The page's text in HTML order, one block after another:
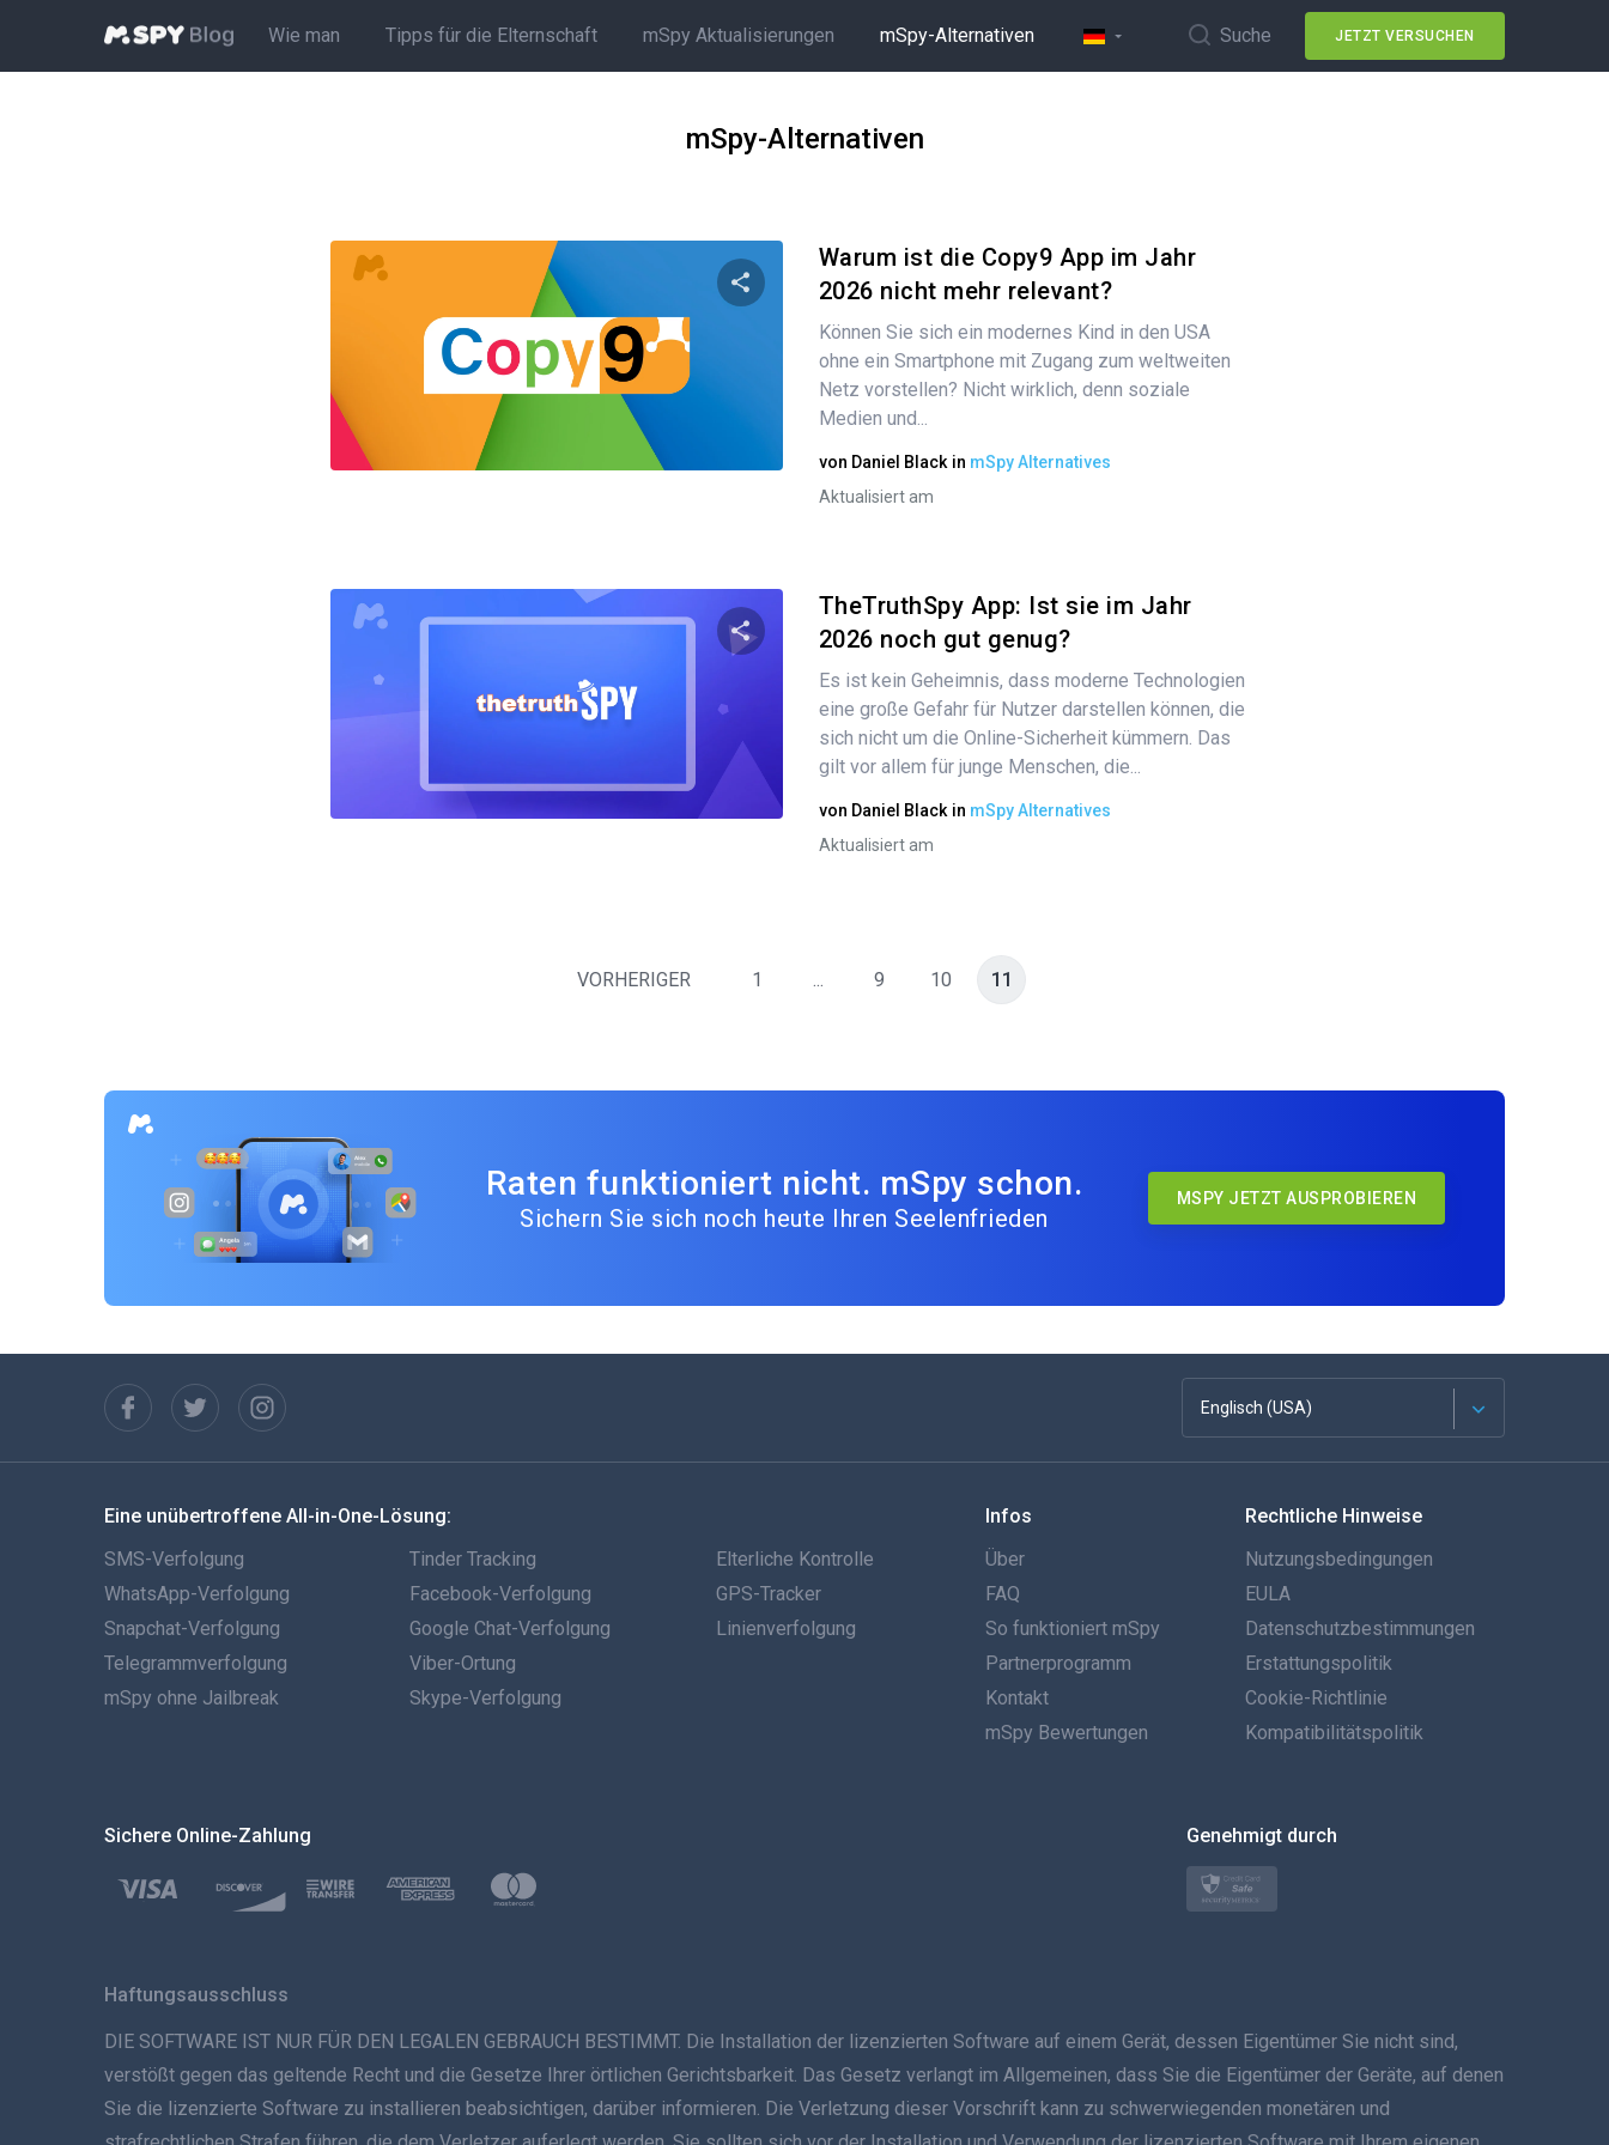
Wie man Tipps für die Elternschaft mSpy Aktualisierungen mSpy-Alternativen Suche JETZT VERSUCHEN
mSpy-Alternativen
Diesen Artikel teilen
Warum ist die Copy9 App im Jahr
2026 nicht mehr relevant?
Können Sie sich ein modernes Kind in den USA
ohne ein Smartphone mit Zugang zum weltweiten
Netz vorstellen? Nicht wirklich, denn soziale
Medien und...
von Daniel Black in mSpy Alternatives
Aktualisiert am
Diesen Artikel teilen
Twitter
TheTruthSpy App: Ist sie im Jahr
2026 noch gut genug?
Es ist kein Geheimnis, dass moderne Technologien
eine große Gefahr für Nutzer darstellen können, die
sich nicht um die Online-Sicherheit kümmern. Das
gilt vor allem für junge Menschen, die...
von Daniel Black in mSpy Alternatives
Aktualisiert am
VORHERIGER 1 ... 9 10 11
Raten funktioniert nicht. mSpy schon.
Sichern Sie sich noch heute Ihren Seelenfrieden
MSPY JETZT AUSPROBIEREN
Englisch (USA)
Französisch
Español
Português
Italiano
Türkçe
Norsk
Svenska
Eine unübertroffene All-in-One-Lösung:
SMS-Verfolgung
WhatsApp-Verfolgung
Snapchat-Verfolgung
Telegrammverfolgung
mSpy ohne Jailbreak
Tinder Tracking
Facebook-Verfolgung
Google Chat-Verfolgung
Viber-Ortung
Skype-Verfolgung
Elterliche Kontrolle
GPS-Tracker
Linienverfolgung
Infos
Über
FAQ
So funktioniert mSpy
Partnerprogramm
Kontakt
mSpy Bewertungen
Rechtliche Hinweise
Nutzungsbedingungen
EULA
Datenschutzbestimmungen
Erstattungspolitik
Cookie-Richtlinie
Kompatibilitätspolitik
Sichere Online-Zahlung Genehmigt durch
Haftungsausschluss
DIE SOFTWARE IST NUR FÜR DEN LEGALEN GEBRAUCH BESTIMMT. Die Installation der lizenzierten Software auf einem Gerät, dessen Eigentümer Sie nicht sind,
verstößt gegen das geltende Recht und die Gesetze Ihrer örtlichen Gerichtsbarkeit. Das Gesetz verlangt im Allgemeinen, dass Sie die Eigentümer der Geräte, auf denen
Sie die lizenzierte Software zu installieren beabsichtigen, darüber informieren. Die Verletzung dieser Vorschrift kann zu schwerwiegenden monetären und